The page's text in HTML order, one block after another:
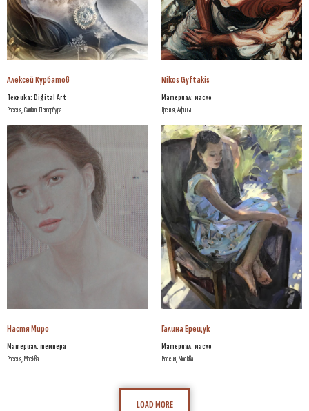
Алексей Курбатов
Техника: Digital Art
Россия, Санкт-Петербург
Nikos Gyftakis
Материал: масло
Греция, Афины
Настя Миро
Материал: темпера
Россия, Москва
Галина Ерещук
Материал: масло
Россия, Москва
LOAD MORE